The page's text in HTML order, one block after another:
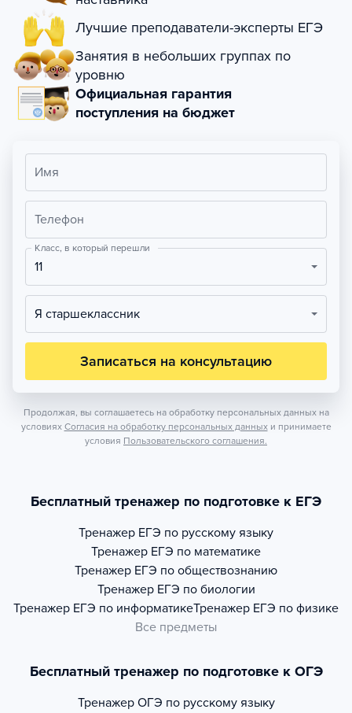
Лучшие преподаватели-эксперты ЕГЭ
Занятия в небольших группах по
уровню
Официальная гарантия
поступления на бюджет
Имя
Телефон
Класс, в который перешли
11
Я старшеклассник
Записаться на консультацию
Продолжая, вы соглашаетесь на обработку персональных данных на
условиях Согласия на обработку персональных данных и принимаете
условия Пользовательского соглашения.
Бесплатный тренажер по подготовке к ЕГЭ
Тренажер ЕГЭ по русскому языку
Тренажер ЕГЭ по математике
Тренажер ЕГЭ по обществознанию
Тренажер ЕГЭ по биологии
Тренажер ЕГЭ по информатикеТренажер ЕГЭ по физике
Все предметы
Бесплатный тренажер по подготовке к ОГЭ
Тренажер ОГЭ по русскому языку